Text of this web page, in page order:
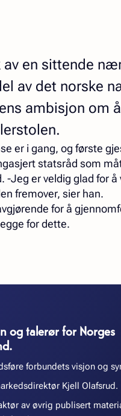
av en sittende
av det norske
ambisjon om
er i gang, og første
statsråd som
Jeg er veldig glad for
fremover, sier han.
for å
for dette.
og talerør for Norges
forbundets visjon og
Kjell Olafsrud.
av øvrig publisert